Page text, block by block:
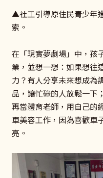
▲社工引導原住民青少年
索。
在「現實夢劇場」中，孩
業，並想一想：如果想往
力？有人分享未來想成為
品，讓忙碌的人放鬆一下
再當體育老師，用自己的
車美容工作，因為喜歡車
亮。